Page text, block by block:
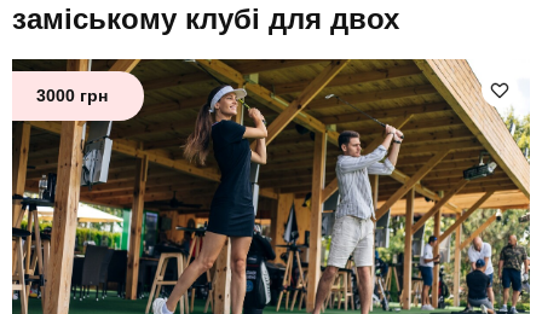
заміському клубі для двох
3000 грн